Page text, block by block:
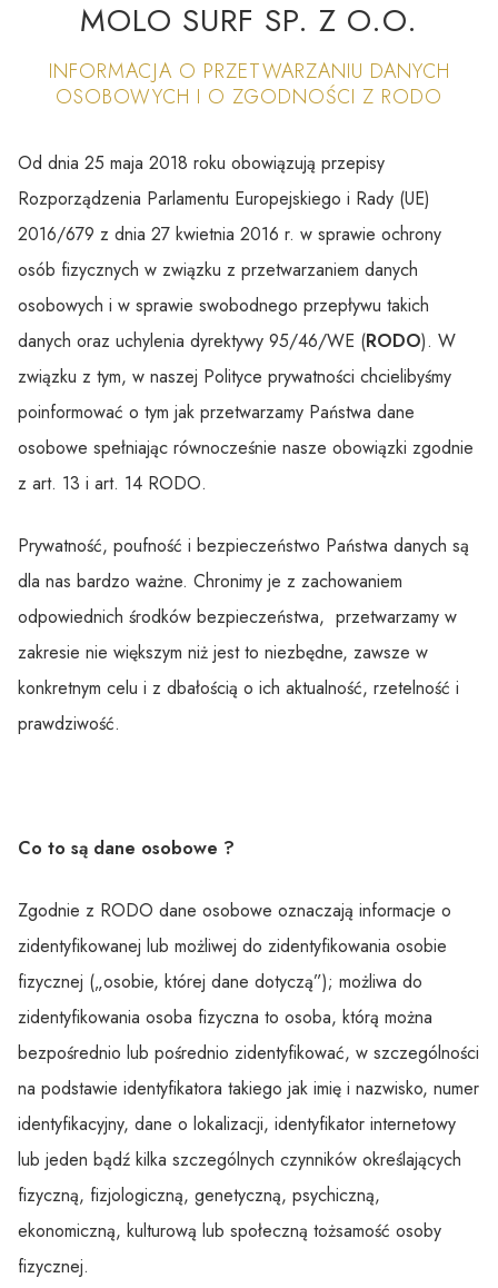
MOLO SURF SP. Z O.O.
INFORMACJA O PRZETWARZANIU DANYCH
OSOBOWYCH I O ZGODNOŚCI Z RODO
Od dnia 25 maja 2018 roku obowiązują przepisy
Rozporządzenia Parlamentu Europejskiego i Rady (UE)
2016/679 z dnia 27 kwietnia 2016 r. w sprawie ochrony
osób fizycznych w związku z przetwarzaniem danych
osobowych i w sprawie swobodnego przepływu takich
danych oraz uchylenia dyrektywy 95/46/WE (RODO). W
związku z tym, w naszej Polityce prywatności chcielibyśmy
poinformować o tym jak przetwarzamy Państwa dane
osobowe spełniając równocześnie nasze obowiązki zgodnie
z art. 13 i art. 14 RODO.
Prywatność, poufność i bezpieczeństwo Państwa danych są
dla nas bardzo ważne. Chronimy je z zachowaniem
odpowiednich środków bezpieczeństwa, przetwarzamy w
zakresie nie większym niż jest to niezbędne, zawsze w
konkretnym celu i z dbałością o ich aktualność, rzetelność i
prawdziwość.
Co to są dane osobowe ?
Zgodnie z RODO dane osobowe oznaczają informacje o
zidentyfikowanej lub możliwej do zidentyfikowania osobie
fizycznej („osobie, której dane dotyczą”); możliwa do
zidentyfikowania osoba fizyczna to osoba, którą można
bezpośrednio lub pośrednio zidentyfikować, w szczególności
na podstawie identyfikatora takiego jak imię i nazwisko, numer
identyfikacyjny, dane o lokalizacji, identyfikator internetowy
lub jeden bądź kilka szczególnych czynników określających
fizyczną, fizjologiczną, genetyczną, psychiczną,
ekonomiczną, kulturową lub społeczną tożsamość osoby
fizycznej.